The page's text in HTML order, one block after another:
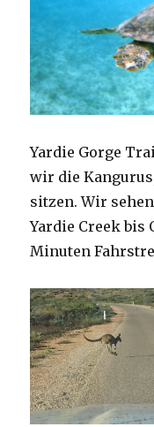
Yardie Gorge
wir die
sitzen. Wir
Yardie Creek bis
Minuten